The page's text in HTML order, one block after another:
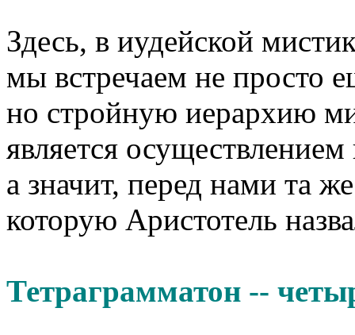
Здесь, в иудейской
мы встречаем не просто
но стройную иерархию
является
а значит, перед нами та
которую Аристотель
Тетраграмматон --